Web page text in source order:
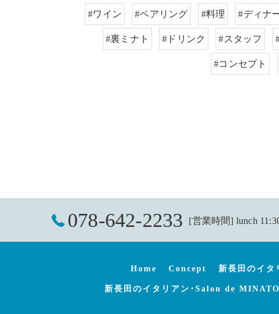
#ワイン #ペアリング #料理 #ディナ
#裏ミナト #ドリンク #スタッフ
#コンセプト
078-642-2233 [営業時間] lunch
Home Concept 新長田のイ
新長田のイタリアン･Salon de